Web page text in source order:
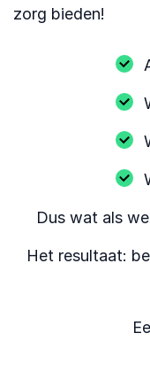
zorg bieden!
Dus wat als
Het resultaat: